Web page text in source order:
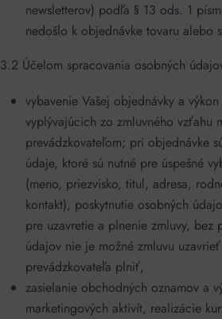
newsletterov) podľa § 13 ods. 1
nedošlo k objednávke tovaru alebo
3.2 Účelom spracovania osobných
vybavenie Vašej objednávky a
vyplývajúcich zo zmluvného vzťahu
prevádzkovateľom; pri objednávke
údaje, ktoré sú nutné pre úspešné
(meno, priezvisko, titul, adresa,
kontakt), poskytnutie osobných
pre uzavretie a plnenie zmluvy, bez
údajov nie je možné zmluvu
prevádzkovateľa plniť,
zasielanie obchodných oznamov a
marketingových aktivít, realizácie